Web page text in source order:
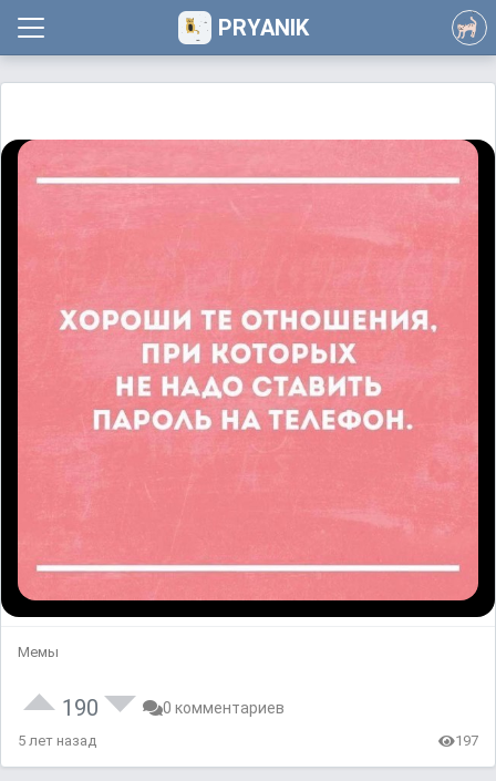
PRYANIK
Мемы
190 0 комментариев
5 лет назад 197